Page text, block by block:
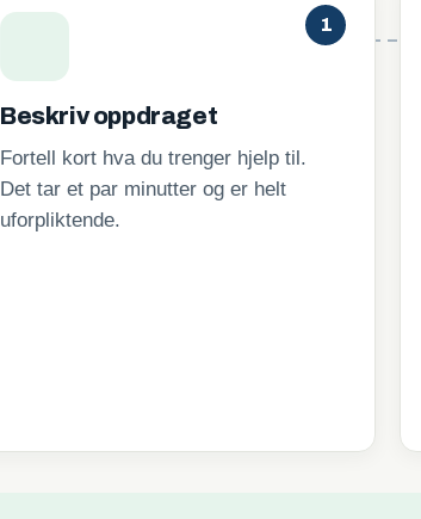
1
Beskriv oppdraget
Fortell kort hva du trenger hjelp til.
Det tar et par minutter og er helt
uforpliktende.